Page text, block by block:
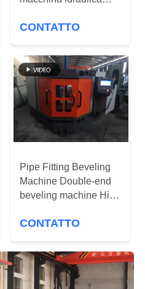
del tubo d'acciaio
CONTATTO
Pipe Fitting Beveling
Machine Double-end
beveling machine High
CONTATTO